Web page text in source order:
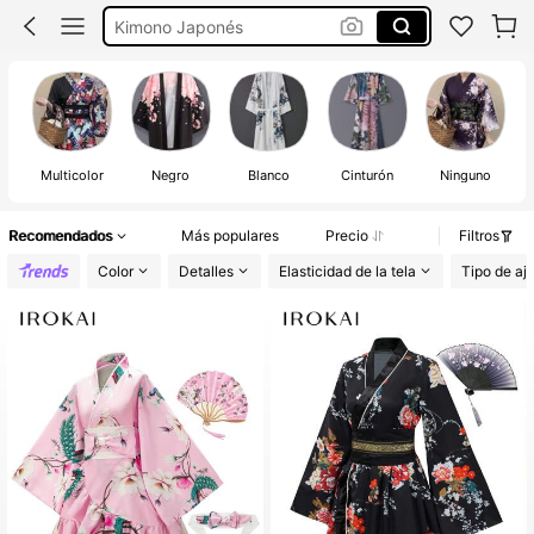
Kimonos De Mujer Japonés
Kimono
Multicolor Negro Blanco Cinturón Ninguno
Recomendados Más populares Precio
Filtros
Color
Detalles Elasticidad de la tela Tipo de